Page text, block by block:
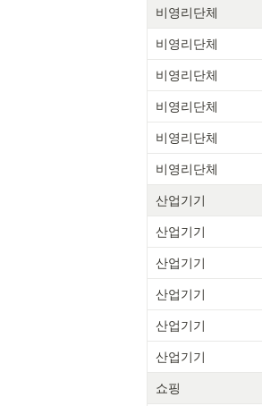
비영리단체
비영리단체
비영리단체
비영리단체
비영리단체
비영리단체
산업기기
산업기기
산업기기
산업기기
산업기기
산업기기
쇼핑